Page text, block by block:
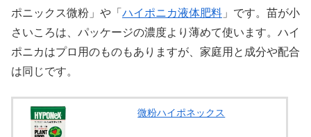
ポニックス微粉」や「 ハイポニカ液体肥料 」です。苗が小
さいころは、パッケージの濃度より薄めて使います。ハイ
ポニカはプロ用のものもありますが、家庭用と成分や配合
は同じです。
微粉ハイポネックス